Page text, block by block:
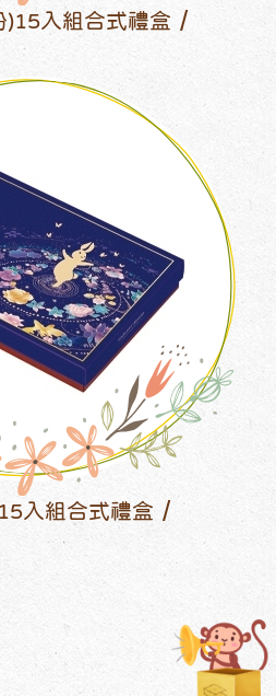
)15入組合式禮盒
入組合式禮盒